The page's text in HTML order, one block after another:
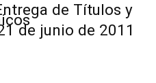
de Títulos y
de junio de 2011